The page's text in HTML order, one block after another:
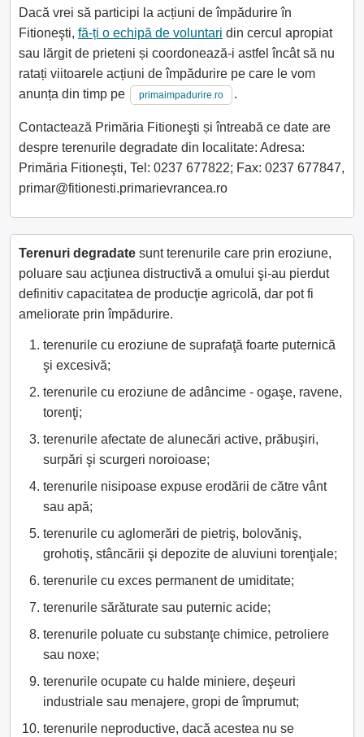
Dacă vrei să participi la acțiuni de împădurire în
Fitioneşti, fă-ți o echipă de voluntari din cercul apropiat
sau lărgit de prieteni și coordonează-i astfel încât să nu
ratați viitoarele acțiuni de împădurire pe care le vom
anunța din timp pe
primaimpadurire.ro .
Contactează Primăria Fitioneşti și întreabă ce date are
despre terenurile degradate din localitate: Adresa:
Primăria Fitioneşti, Tel: 0237 677822; Fax: 0237 677847,
primar@fitionesti.primarievrancea.ro
Terenuri degradate sunt terenurile care prin eroziune,
poluare sau acţiunea distructivă a omului şi-au pierdut
definitiv capacitatea de producţie agricolă, dar pot fi
ameliorate prin împădurire.
terenurile cu eroziune de suprafaţă foarte puternică
şi excesivă;
terenurile cu eroziune de adâncime - ogaşe, ravene,
torenţi;
terenurile afectate de alunecări active, prăbuşiri,
surpări şi scurgeri noroioase;
terenurile nisipoase expuse erodării de către vânt
sau apă;
terenurile cu aglomerări de pietriş, bolovăniş,
grohotiş, stâncării şi depozite de aluviuni torenţiale;
terenurile cu exces permanent de umiditate;
terenurile sărăturate sau puternic acide;
terenurile poluate cu substanţe chimice, petroliere
sau noxe;
terenurile ocupate cu halde miniere, deşeuri
industriale sau menajere, gropi de împrumut;
terenurile neproductive, dacă acestea nu se